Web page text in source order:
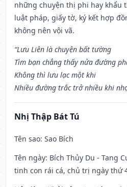
những chuyện thị phi hay khẩu
luật pháp, giấy tờ, ký kết hợp
không nên vội vã.
“Lưu Liên là chuyện bất tường
Tìm bạn chẳng thấy nửa đường
Không thì lưu lạc một khi
Nhiều đường trắc trở nhiều khi
Nhị Thập Bát Tú
Tên sao: Sao Bích
Tên ngày: Bích Thủy Du - Tang
tinh con rái cá, chủ trị ngày thứ